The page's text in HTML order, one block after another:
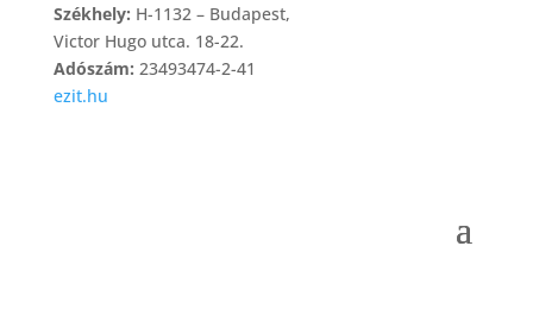
Székhely: H-1132 – Budapest,
Victor Hugo utca. 18-22.
Adószám: 23493474-2-41
ezit.hu